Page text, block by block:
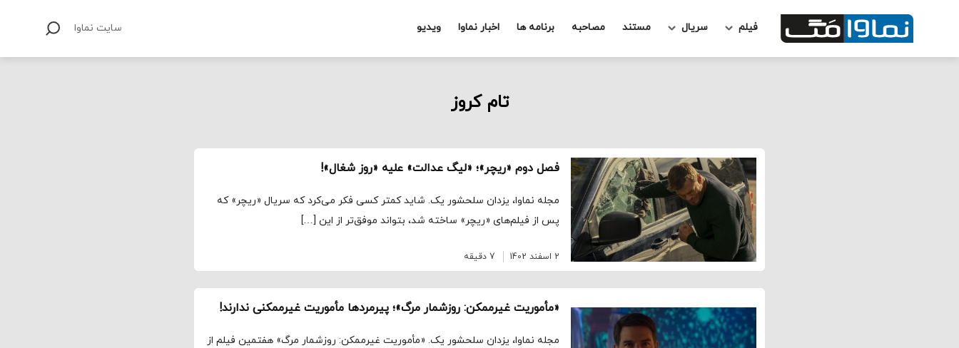
فیلم سریال مستند مصاحبه برنامه ها اخبار نماوا ویدیو سایت نماوا
تام کروز
فصل دوم «ریچر»؛ «لیگ عدالت» علیه «روز شغال»!
مجله نماوا، یزدان سلحشور یک. شاید کمتر کسی فکر می‌کرد که سریال «ریچر» که
پس از فیلم‌های «ریچر» ساخته شد، بتواند موفق‌تر از این […]
2 اسفند 1402 7 دقیقه
«مأموریت غیرممکن: روزشمار مرگ»؛ پیرمردها مأموریت غیرممکنی ندارند!
مجله نماوا، یزدان سلحشور یک. «مأموریت غیرممکن: روزشمار مرگ» هفتمین فیلم از